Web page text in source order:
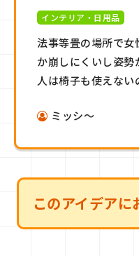
インテリア・日用品
法事等畳の場所で女
か崩しにくいし姿
人は椅子も使えない
ミッシ～
このアイデアに